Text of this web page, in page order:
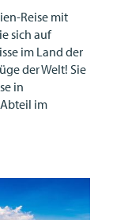
Reise mit
sich auf
im Land der
der Welt! Sie
in
im